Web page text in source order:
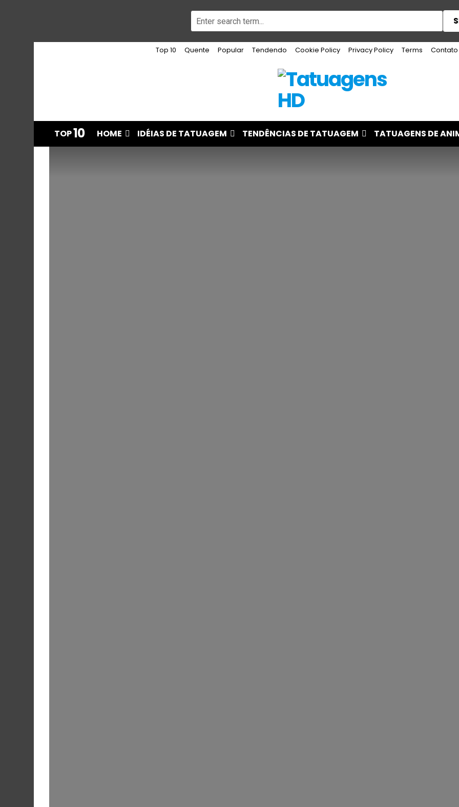
Top 10 Quente Popular Tendendo Cookie Policy Privacy Policy Terms Contato
TOP10 HOME IDÉIAS DE TATUAGEM TENDÊNCIAS DE TATUAGEM TATUAGENS DE